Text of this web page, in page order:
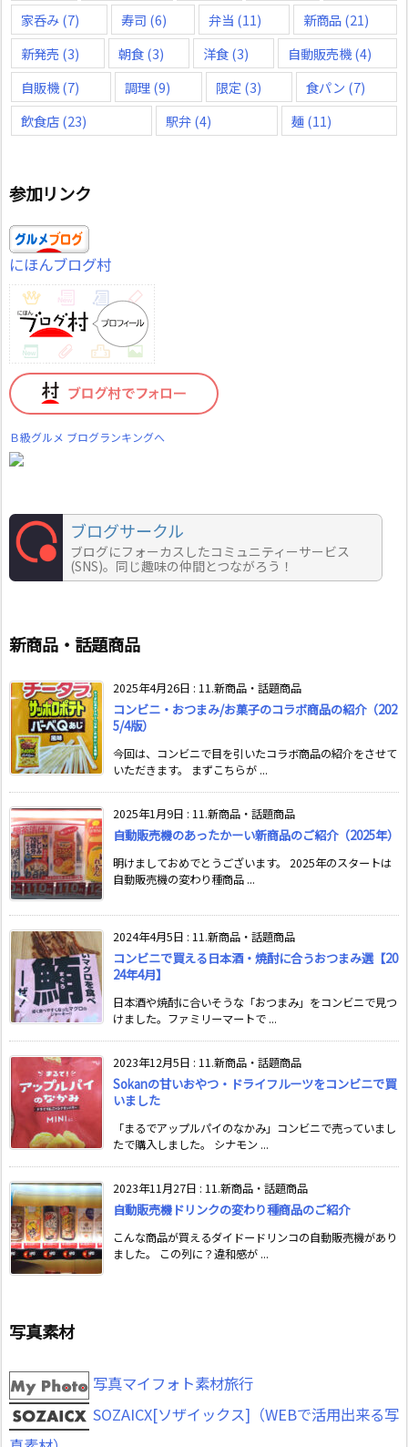
家呑み(7) 寿司 (6) 弁当 (11) 新商品(21)
新発売 (3) 朝食(3) 洋食(3) 自動販売機(4)
自販機(7) 調理(9) 限定 (3) 食パン (7)
飲食店(23) 駅弁(4) 麺(11)
参加リンク
にほんブログ村
Ｂ級グルメ ブログランキングへ
ブログサークル
ブログにフォーカスしたコミュニティーサービス
(SNS)。同じ趣味の仲間とつながろう！
新商品・話題商品
2025年4月26日 : 11.新商品・話題商品
コンビニ・おつまみ/お菓子のコラボ商品の紹介（202
5/4版）
今回は、コンビニで目を引いたコラボ商品の紹介をさせて
いただきます。 まずこちらが ...
2025年1月9日 : 11.新商品・話題商品
自動販売機のあったかーい新商品のご紹介（2025年）
明けましておめでとうございます。 2025年のスタートは
自動販売機の変わり種商品 ...
2024年4月5日 : 11.新商品・話題商品
コンビニで買える日本酒・焼酎に合うおつまみ選【20
24年4月】
日本酒や焼酎に合いそうな「おつまみ」をコンビニで見つ
けました。ファミリーマートで ...
2023年12月5日 : 11.新商品・話題商品
Sokanの甘いおやつ・ドライフルーツをコンビニで買
いました
「まるでアップルパイのなかみ」コンビニで売っていまし
たで購入しました。 シナモン ...
2023年11月27日 : 11.新商品・話題商品
自動販売機ドリンクの変わり種商品のご紹介
こんな商品が買えるダイドードリンコの自動販売機があり
ました。 この列に？違和感が ...
写真素材
写真マイフォト素材旅行
SOZAICX[ソザイックス]（WEBで活用出来る写